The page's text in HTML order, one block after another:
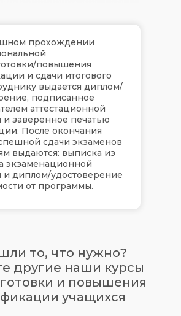
прохождении
повышения
и сдачи итогового
выдается диплом/
подписанное
аттестационной
и заверенное печатью
После окончания
сдачи экзаменов
выдаются: выписка из
экзаменационной
и диплом/удостоверение
от программы.
то, что нужно?
другие наши курсы
и повышения
учащихся